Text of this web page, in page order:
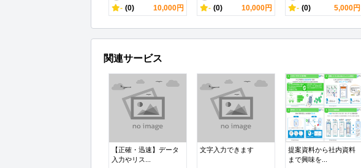
- (0) 10,000円 - (0) 10,000円 - (0) 5,000円
関連サービス
【正確・迅速】データ
入力やリス...
文字入力できます
提案資料から社内資料
まで興味を...